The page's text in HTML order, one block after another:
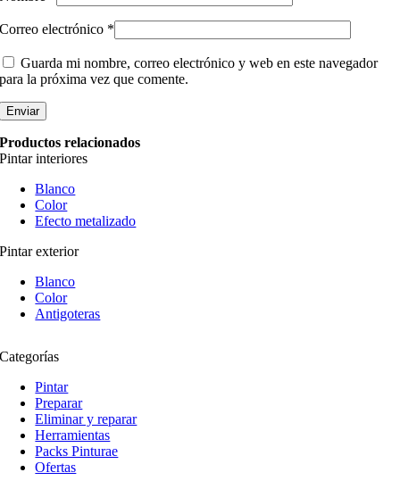
Correo electrónico *
Guarda mi nombre, correo electrónico y web en este navegador
para la próxima vez que comente.
Productos relacionados
Pintar interiores
Blanco
Color
Efecto metalizado
Pintar exterior
Blanco
Color
Antigoteras
Categorías
Pintar
Preparar
Eliminar y reparar
Herramientas
Packs Pinturae
Ofertas